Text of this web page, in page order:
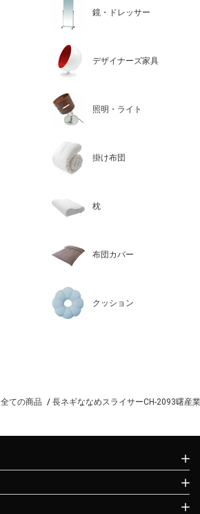
鏡・ドレッサー
デザイナーズ家具
照明・ライト
掛け布団
枕
布団カバー
クッション
全ての商品 長ネギななめスライサーCH-2093曙産